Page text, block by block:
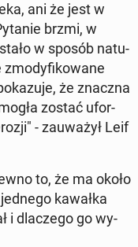
ani że jest w
brzmi, w
w sposób na­tu­
zmo­dy­fi­ko­wa­ne
że znaczna
zostać ufor­
- za­uwa­żył Leif
to, że ma około
kawałka
i dla­cze­go go wy­